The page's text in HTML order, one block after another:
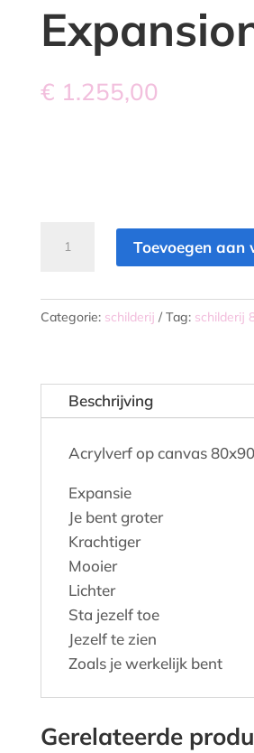
€ 1.255,00
Toevoegen aan
Categorie: schilderij Tag: schilderij
Beschrijving
Acrylverf op canvas
Expansie
Je bent groter
Krachtiger
Mooier
Lichter
Sta jezelf toe
Jezelf te zien
Zoals je werkelijk bent
Gerelateerde